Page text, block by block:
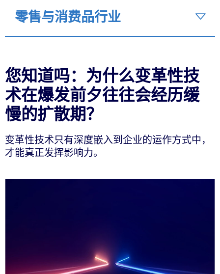
零售与消费品行业
您知道吗：为什么变革性技
术在爆发前夕往往会经历缓
慢的扩散期？
变革性技术只有深度嵌入到企业的运作方式中，
才能真正发挥影响力。